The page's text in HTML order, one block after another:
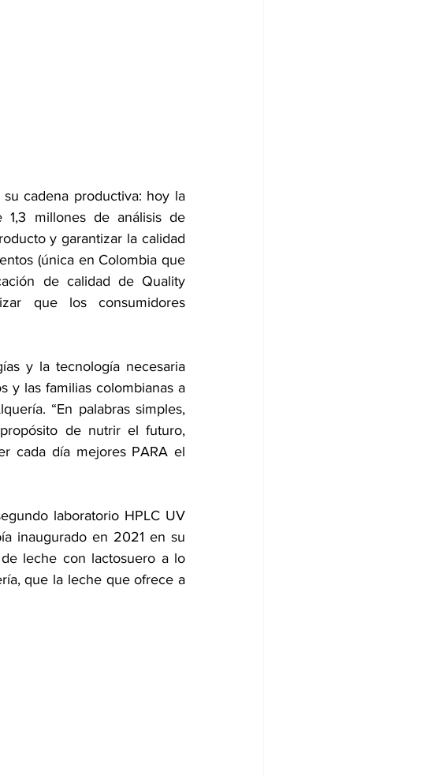
cadena productiva: hoy la
1,3 millones de análisis de
y garantizar la calidad
(única en Colombia que
de calidad de Quality
que los consumidores
y la tecnología necesaria
y las familias colombianas a
“En palabras simples,
de nutrir el futuro,
cada día mejores PARA el
laboratorio HPLC UV
inaugurado en 2021 en su
leche con lactosuero a lo
que la leche que ofrece a